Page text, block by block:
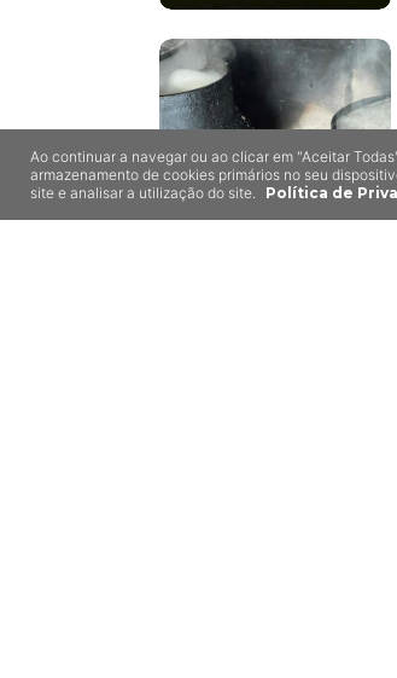
Retiro da Cabreira
Ao continuar a navegar ou ao clicar em "Aceitar
armazenamento de cookies primários no seu
site e analisar a utilização do site.
Política de